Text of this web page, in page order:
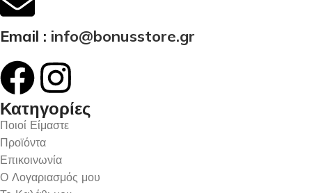
Email : info@bonusstore.gr
Κατηγορίες
Ποιοί Είμαστε
Προϊόντα
Επικοινωνία
Ο Λογαριασμός μου